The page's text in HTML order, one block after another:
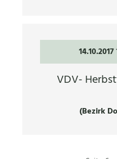
14.10.2017
VDV-
(Bezirk